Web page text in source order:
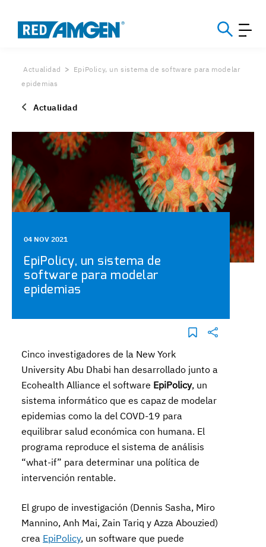
Actualidad
EpiPolicy, un sistema de software para modelar
epidemias
Actualidad
04 NOV 2021
EpiPolicy, un sistema de
software para modelar
epidemias
Cinco investigadores de la New York
University Abu Dhabi han desarrollado junto a
Ecohealth Alliance el software EpiPolicy, un
sistema informático que es capaz de modelar
epidemias como la del COVD-19 para
equilibrar salud económica con humana. El
programa reproduce el sistema de análisis
“what-if” para determinar una política de
intervención rentable.
El grupo de investigación (Dennis Sasha, Miro
Mannino, Anh Mai, Zain Tariq y Azza Abouzied)
crea EpiPolicy, un software que puede